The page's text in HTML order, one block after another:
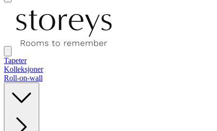
Tapeter
Kolleksjoner
Roll-on-wall